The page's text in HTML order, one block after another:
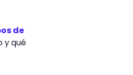
de
y qué